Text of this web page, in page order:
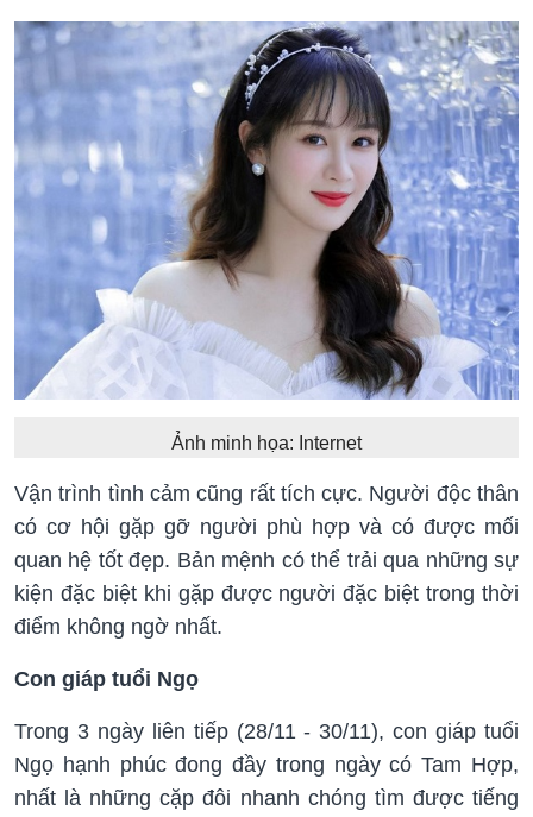
Ảnh minh họa: Internet
Vận trình tình cảm cũng rất tích cực. Người độc thân
có cơ hội gặp gỡ người phù hợp và có được mối
quan hệ tốt đẹp. Bản mệnh có thể trải qua những sự
kiện đặc biệt khi gặp được người đặc biệt trong thời
điểm không ngờ nhất.
Con giáp tuổi Ngọ
Trong 3 ngày liên tiếp (28/11 - 30/11), con giáp tuổi
Ngọ hạnh phúc đong đầy trong ngày có Tam Hợp,
nhất là những cặp đôi nhanh chóng tìm được tiếng